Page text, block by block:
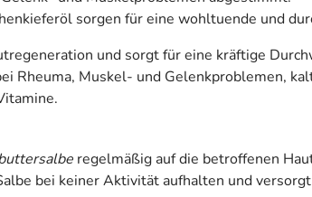
sorgen für eine wohltuende und
und sorgt für eine kräftige
Rheuma, Muskel- und Gelenkproblemen,
regelmäßig auf die betroffenen
bei keiner Aktivität aufhalten und